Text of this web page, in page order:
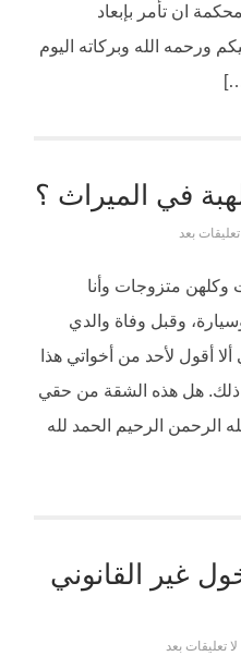
ان تأمر بإبعاد
ورحمه الله وبركاته اليوم
في الميراث ؟
تعليقات بعد
وكلهن متزوجات وأنا
وقبل وفاة والدي
أقول لأحد من أخواتي هذا
ذلك. هل هذه الشقة من حقي
الرحمن الرحيم الحمد لله
غير القانوني
لا تعليقات بعد